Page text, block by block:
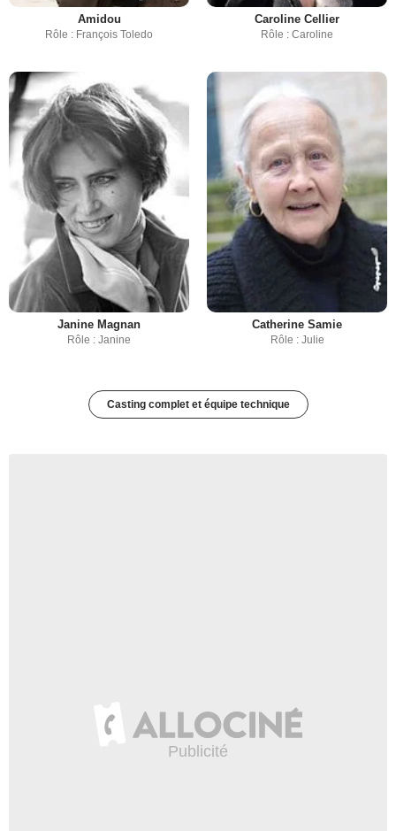
Amidou
Rôle : François Toledo
Caroline Cellier
Rôle : Caroline
Janine Magnan
Rôle : Janine
Catherine Samie
Rôle : Julie
Casting complet et équipe technique